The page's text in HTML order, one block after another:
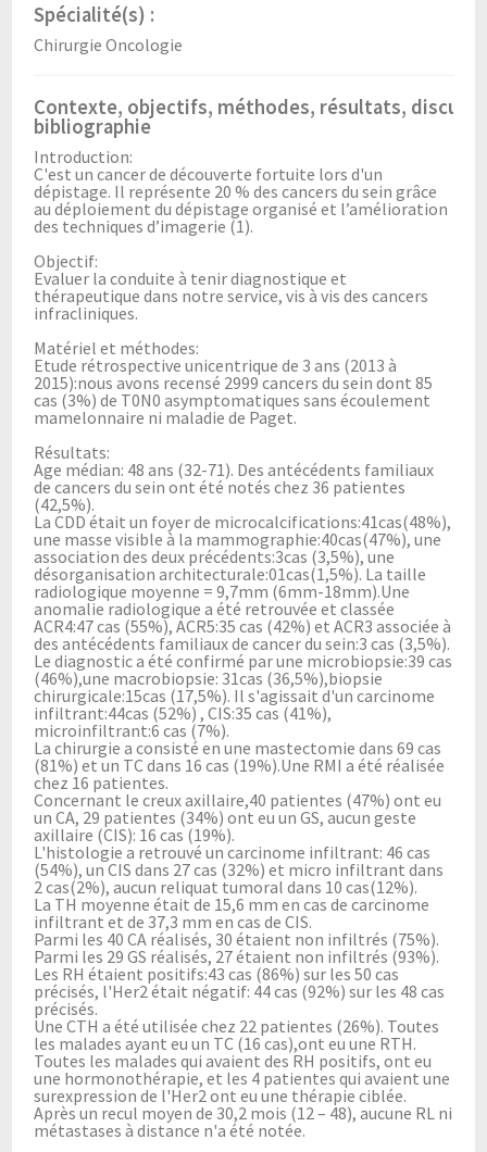
Spécialité(s) :
Chirurgie Oncologie
Contexte, objectifs, méthodes, résultats,
bibliographie
Introduction:
C'est un cancer de découverte fortuite lors d'un
dépistage. Il représente 20 % des cancers du sein grâce
au déploiement du dépistage organisé et l’amélioration
des techniques d’imagerie (1).
Objectif:
Evaluer la conduite à tenir diagnostique et
thérapeutique dans notre service, vis à vis des cancers
infracliniques.
Matériel et méthodes:
Etude rétrospective unicentrique de 3 ans (2013 à
2015):nous avons recensé 2999 cancers du sein dont 85
cas (3%) de T0N0 asymptomatiques sans écoulement
mamelonnaire ni maladie de Paget.
Résultats:
Age médian: 48 ans (32-71). Des antécédents familiaux
de cancers du sein ont été notés chez 36 patientes
(42,5%).
La CDD était un foyer de microcalcifications:41cas(48%),
une masse visible à la mammographie:40cas(47%), une
association des deux précédents:3cas (3,5%), une
désorganisation architecturale:01cas(1,5%). La taille
radiologique moyenne = 9,7mm (6mm-18mm).Une
anomalie radiologique a été retrouvée et classée
ACR4:47 cas (55%), ACR5:35 cas (42%) et ACR3 associée à
des antécédents familiaux de cancer du sein:3 cas (3,5%).
Le diagnostic a été confirmé par une microbiopsie:39 cas
(46%),une macrobiopsie: 31cas (36,5%),biopsie
chirurgicale:15cas (17,5%). Il s'agissait d'un carcinome
infiltrant:44cas (52%) , CIS:35 cas (41%),
microinfiltrant:6 cas (7%).
La chirurgie a consisté en une mastectomie dans 69 cas
(81%) et un TC dans 16 cas (19%).Une RMI a été réalisée
chez 16 patientes.
Concernant le creux axillaire,40 patientes (47%) ont eu
un CA, 29 patientes (34%) ont eu un GS, aucun geste
axillaire (CIS): 16 cas (19%).
L'histologie a retrouvé un carcinome infiltrant: 46 cas
(54%), un CIS dans 27 cas (32%) et micro infiltrant dans
2 cas(2%), aucun reliquat tumoral dans 10 cas(12%).
La TH moyenne était de 15,6 mm en cas de carcinome
infiltrant et de 37,3 mm en cas de CIS.
Parmi les 40 CA réalisés, 30 étaient non infiltrés (75%).
Parmi les 29 GS réalisés, 27 étaient non infiltrés (93%).
Les RH étaient positifs:43 cas (86%) sur les 50 cas
précisés, l'Her2 était négatif: 44 cas (92%) sur les 48 cas
précisés.
Une CTH a été utilisée chez 22 patientes (26%). Toutes
les malades ayant eu un TC (16 cas),ont eu une RTH.
Toutes les malades qui avaient des RH positifs, ont eu
une hormonothérapie, et les 4 patientes qui avaient une
surexpression de l'Her2 ont eu une thérapie ciblée.
Après un recul moyen de 30,2 mois (12 – 48), aucune RL ni
métastases à distance n'a été notée.